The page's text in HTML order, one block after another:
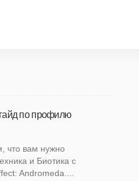
по профилю
что вам нужно
и Биотика с
Andromeda....